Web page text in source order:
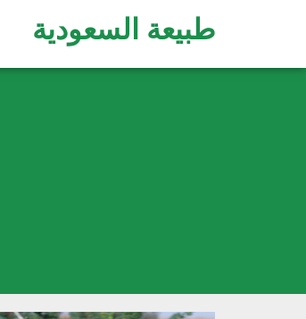
طبيعة السعودية